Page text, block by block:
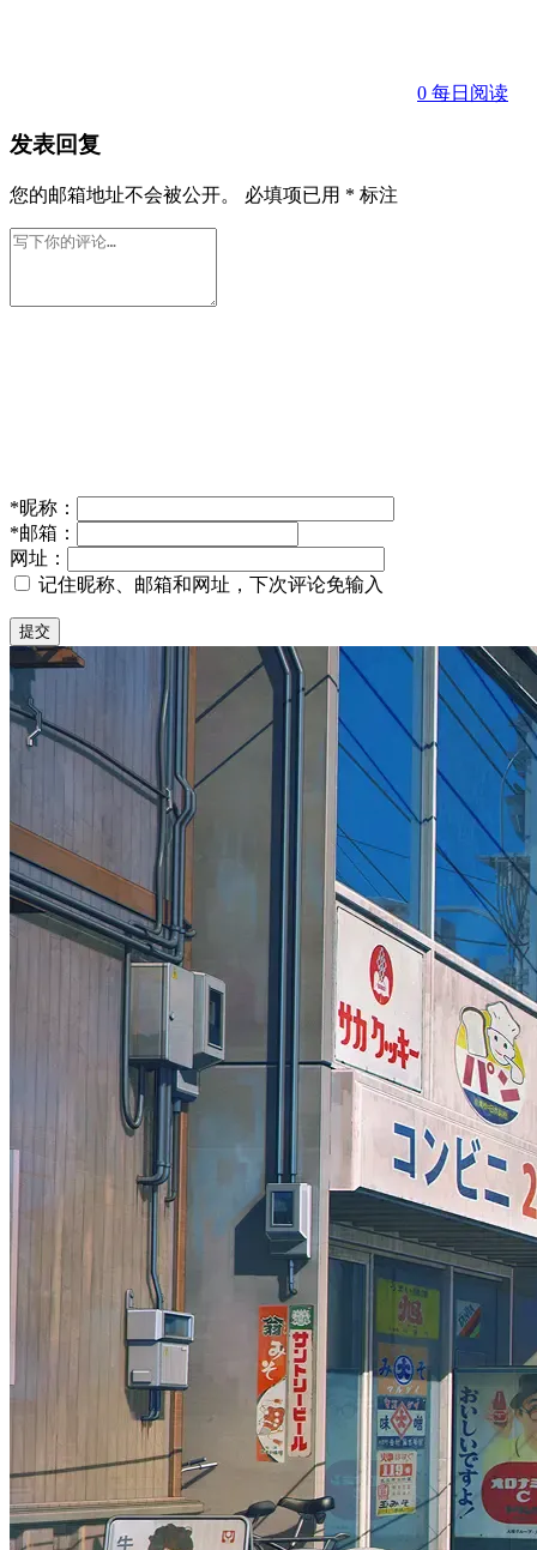
0 每日阅读
发表回复
您的邮箱地址不会被公开。 必填项已用 * 标注
*昵称：
*邮箱：
网址：
记住昵称、邮箱和网址，下次评论免输入
提交